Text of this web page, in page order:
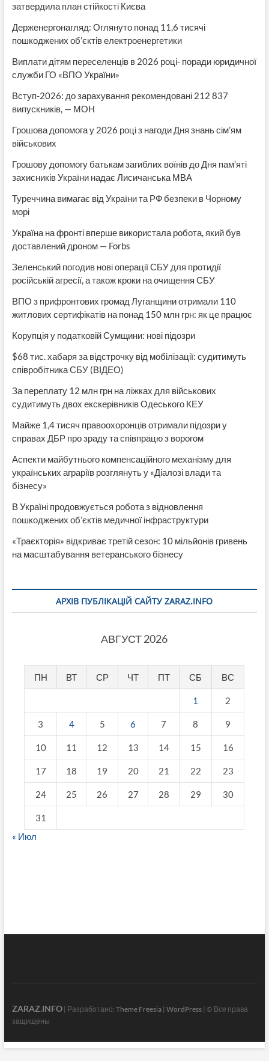
затвердила план стійкості Києва
Держенергонагляд: Оглянуто понад 11,6 тисячі
пошкоджених об’єктів електроенергетики
Виплати дітям переселенців в 2026 році- поради юридичної
служби ГО «ВПО України»
Вступ-2026: до зарахування рекомендовані 212 837
випускників, — МОН
Грошова допомога у 2026 році з нагоди Дня знань сім’ям
військових
Грошову допомогу батькам загиблих воїнів до Дня пам’яті
захисників України надає Лисичанська МВА
Туреччина вимагає від України та РФ безпеки в Чорному
морі
Україна на фронті вперше використала робота, який був
доставлений дроном — Forbs
Зеленський погодив нові операції СБУ для протидії
російській агресії, а також кроки на очищення СБУ
ВПО з прифронтових громад Луганщини отримали 110
житлових сертифікатів на понад 150 млн грн: як це працює
Корупція у податковій Сумщини: нові підозри
$68 тис. хабаря за відстрочку від мобілізації: судитимуть
співробітника СБУ (ВІДЕО)
За переплату 12 млн грн на ліжках для військових
судитимуть двох екскерівників Одеського КЕУ
Майже 1,4 тисяч правоохоронців отримали підозри у
справах ДБР про зраду та співпрацю з ворогом
Аспекти майбутнього компенсаційного механізму для
українських аграріїв розглянуть у «Діалозі влади та
бізнесу»
В Україні продовжується робота з відновлення
пошкоджених об’єктів медичної інфраструктури
«Траєкторія» відкриває третій сезон: 10 мільйонів гривень
на масштабування ветеранського бізнесу
АРХІВ ПУБЛІКАЦІЙ САЙТУ ZARAZ.INFO
АВГУСТ 2026
ПН ВТ СР ЧТ ПТ СБ ВС
1 2
3 4 5 6 7 8 9
10 11 12 13 14 15 16
17 18 19 20 21 22 23
24 25 26 27 28 29 30
31
« Июл
ZARAZ.INFO| Разработано: Theme Freesia| WordPress| © Все права
защищены